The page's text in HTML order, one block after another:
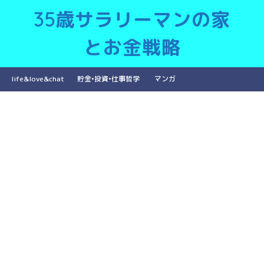
35歳サラリーマンの家
とお金戦略
life&love&chat 貯金•投資•仕事哲学 マンガ